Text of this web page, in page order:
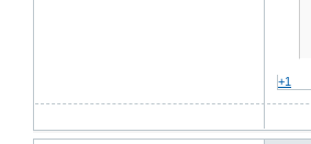
+1